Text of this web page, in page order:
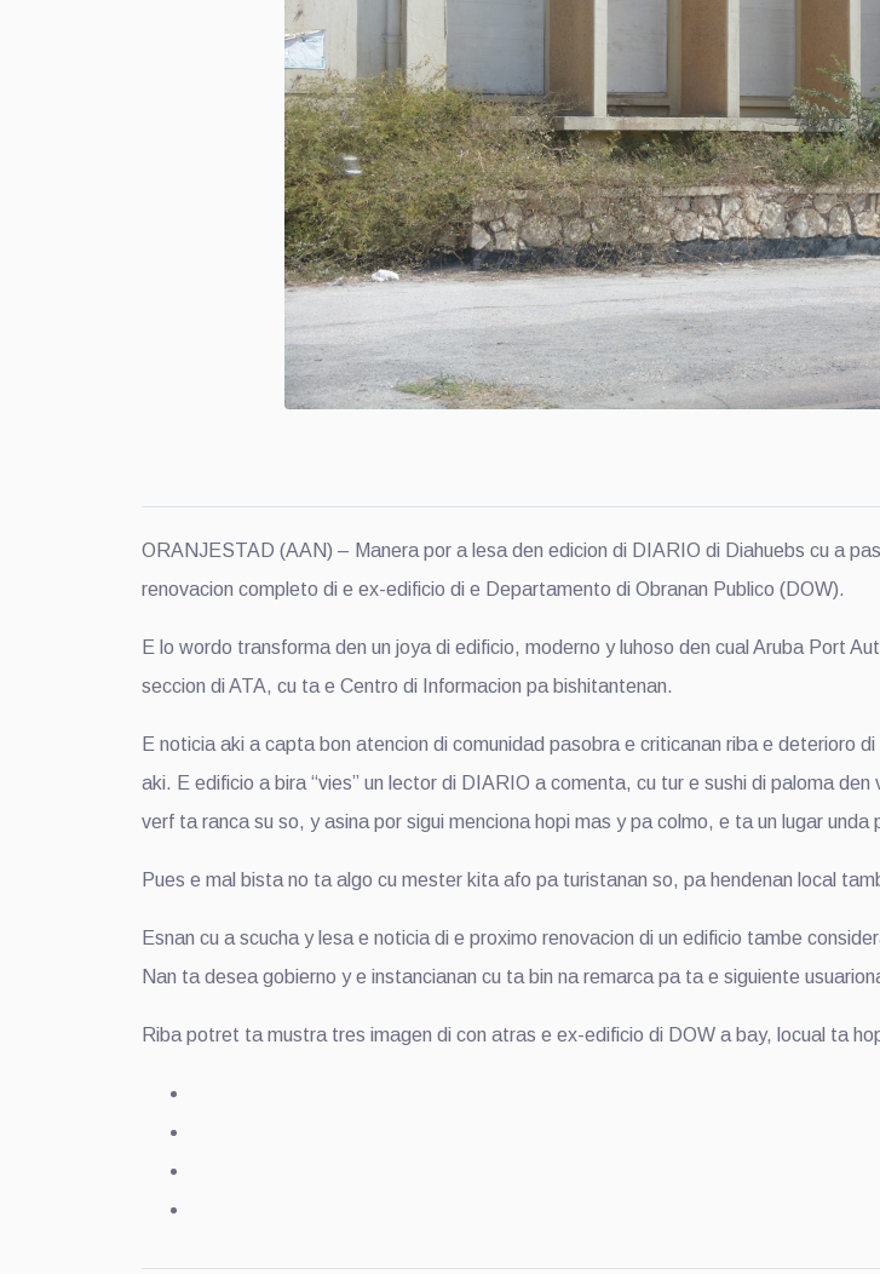
ORANJESTAD (AAN) – Manera por a lesa den edicion di DIARIO di Diahuebs cu a
renovacion completo di e ex-edificio di e Departamento di Obranan Publico (DOW).
E lo wordo transforma den un joya di edificio, moderno y luhoso den cual Aruba Port
seccion di ATA, cu ta e Centro di Informacion pa bishitantenan.
E noticia aki a capta bon atencion di comunidad pasobra e criticanan riba e deterioro
aki. E edificio a bira “vies” un lector di DIARIO a comenta, cu tur e sushi di paloma
verf ta ranca su so, y asina por sigui menciona hopi mas y pa colmo, e ta un lugar
Pues e mal bista no ta algo cu mester kita afo pa turistanan so, pa hendenan local
Esnan cu a scucha y lesa e noticia di e proximo renovacion di un edificio tambe
Nan ta desea gobierno y e instancianan cu ta bin na remarca pa ta e siguiente
Riba potret ta mustra tres imagen di con atras e ex-edificio di DOW a bay, locual ta